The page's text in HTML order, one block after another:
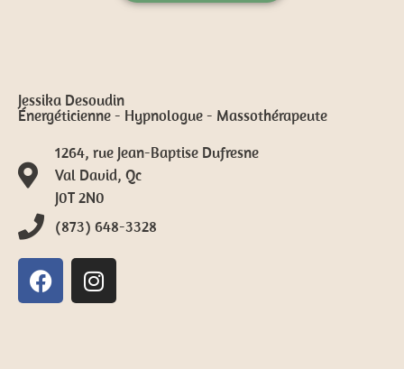
Jessika Desoudin
Énergéticienne - Hypnologue - Massothérapeute
1264, rue Jean-Baptise Dufresne
Val David, Qc
J0T 2N0
(873) 648-3328